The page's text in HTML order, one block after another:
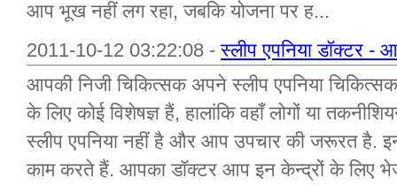
आप भूख नहीं लग रहा, जबकि योजना पर ह...
2011-10-12 03:22:08 -स्लीप एपनिया डॉक्टर -
आपकी निजी चिकित्सक अपने स्लीप एपनिया
के लिए कोई विशेषज्ञ हैं, हालांकि वहाँ लोगों या
स्लीप एपनिया नहीं है और आप उपचार की जरूरत है.
काम करते हैं. आपका डॉक्टर आप इन केन्द्रों के लिए